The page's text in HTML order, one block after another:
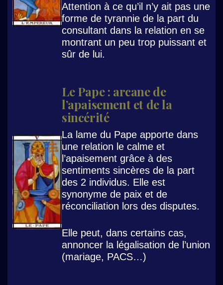
Attention à ce qu’il n’y ait pas une
forme de tyrannie de la part du
consultant dans la relation en se
montrant un peu trop puissant et
sûr de lui.
Le Pape : arcane de
l’apaisement et de la
sincérité
La lame du Pape apporte dans
une relation le calme et
l’apaisement grâce à des
sentiments sincères de la part
des 2 individus. Elle est
synonyme de paix et de
réconciliation lors des disputes.
Elle peut, dans certains cas,
annoncer la légalisation de l’union
(mariage, PACS…)